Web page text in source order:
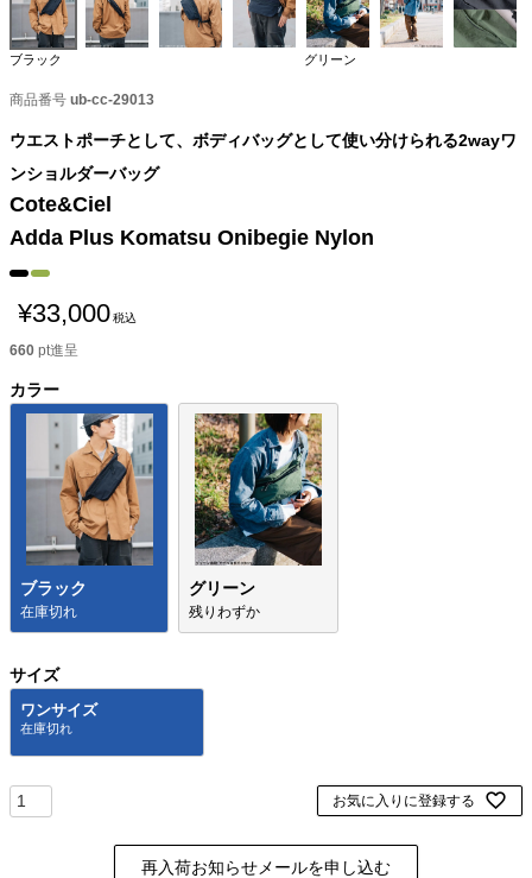
ブラック グリーン
商品番号 ub-cc-29013
ウエストポーチとして、ボディバッグとして使い分けられる2wayワ
ンショルダーバッグ
Cote&Ciel
Adda Plus Komatsu Onibegie Nylon
¥33,000税込
660 pt進呈
カラー
ブラック
在庫切れ
グリーン
残りわずか
サイズ
ワンサイズ
お気に入りに登録する
再入荷お知らせメールを申し込む